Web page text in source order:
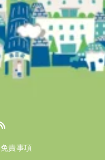
免責事項